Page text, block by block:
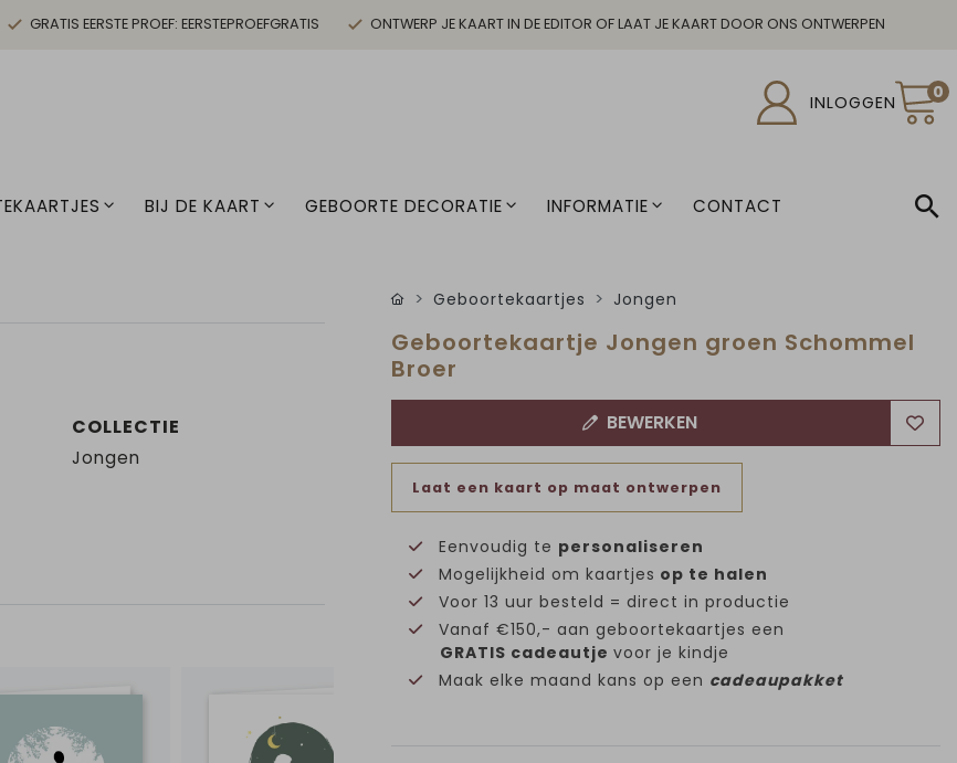
GRATIS EERSTE PROEF: EERSTEPROEFGRATIS ONTWERP JE KAART IN DE EDITOR OF LAAT JE KAART DOOR ONS ONTWERPEN
INLOGGEN 0
BIJ DE KAART GEBOORTE DECORATIE INFORMATIE CONTACT
COLLECTIE
Jongen
Geboortekaartjes Jongen
Geboortekaartje Jongen groen Schommel
Broer
BEWERKEN
Laat een kaart op maat ontwerpen
Eenvoudig te personaliseren
Mogelijkheid om kaartjes op te halen
Voor 13 uur besteld = direct in productie
Vanaf €150,- aan geboortekaartjes een
GRATIS cadeautje voor je kindje
Maak elke maand kans op een cadeaupakket